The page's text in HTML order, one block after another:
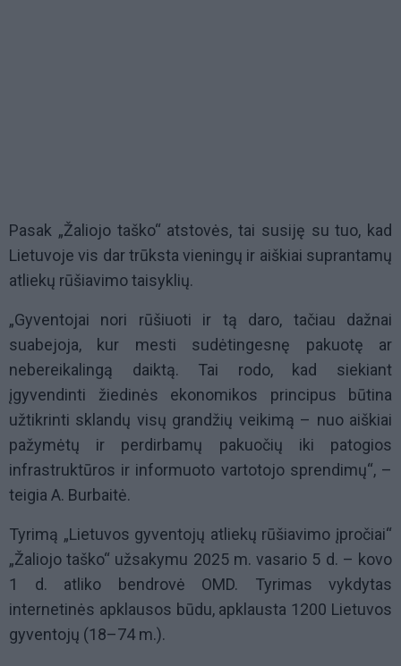
Pasak „Žaliojo taško“ atstovės, tai susiję su tuo, kad
Lietuvoje vis dar trūksta vieningų ir aiškiai suprantamų
atliekų rūšiavimo taisyklių.
„Gyventojai nori rūšiuoti ir tą daro, tačiau dažnai
suabejoja, kur mesti sudėtingesnę pakuotę ar
nebereikalingą daiktą. Tai rodo, kad siekiant
įgyvendinti žiedinės ekonomikos principus būtina
užtikrinti sklandų visų grandžių veikimą – nuo aiškiai
pažymėtų ir perdirbamų pakuočių iki patogios
infrastruktūros ir informuoto vartotojo sprendimų“, –
teigia A. Burbaitė.
Tyrimą „Lietuvos gyventojų atliekų rūšiavimo įpročiai“
„Žaliojo taško“ užsakymu 2025 m. vasario 5 d. – kovo
1 d. atliko bendrovė OMD. Tyrimas vykdytas
internetinės apklausos būdu, apklausta 1200 Lietuvos
gyventojų (18–74 m.).